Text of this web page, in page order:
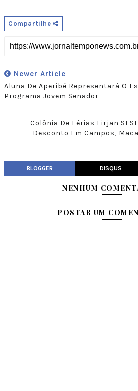
Compartilhe
Newer Article
Aluna De Aperibé Representará O
Programa Jovem Senador
Colônia De Férias Firjan
Desconto Em Campos,
BLOGGER DISQUS
NENHUM
POSTAR UM